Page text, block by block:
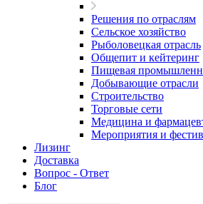
Решения по отраслям
Сельское хозяйство
Рыболовецкая отрасль
Общепит и кейтеринг
Пищевая
Добывающие отрасли
Строительство
Торговые сети
Медицина и
Мероприятия и
Лизинг
Доставка
Вопрос - Ответ
Блог